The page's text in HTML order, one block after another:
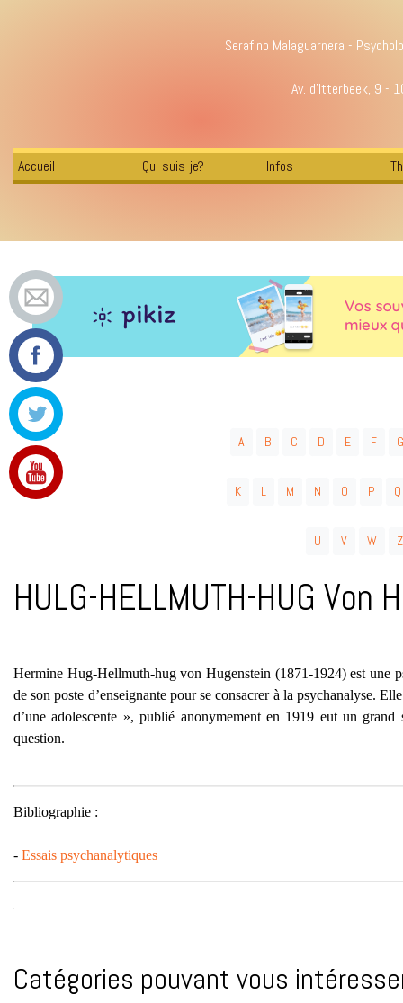
Serafino Malaguarnera -
Av. d'Itterbeek, 9 -
Accueil Qui suis-je? Infos
A B C D E F G
K L M N O P Q
U V W Z
HULG-HELLMUTH-HUG Von
Hermine Hug-Hellmuth-hug von Hugenstein (1871-1924) est une
de son poste d’enseignante pour se consacrer à la psychanalyse.
d’une adolescente », publié anonymement en 1919 eut un
question.
Bibliographie :
- Essais psychanalytiques
Catégories pouvant vous